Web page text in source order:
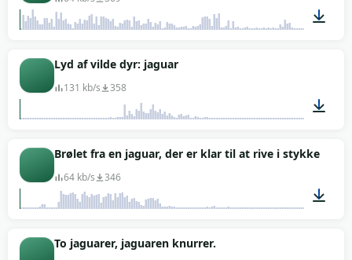
Lyd af vilde dyr: jaguar
131 kb/s 358
00:01
Brølet fra en jaguar, der er klar til at rive i stykker
64 kb/s 346
To jaguarer, jaguaren knurrer.